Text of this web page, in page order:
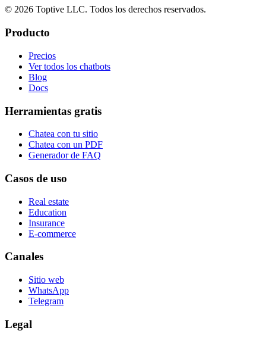
© 2026 Toptive LLC. Todos los derechos reservados.
Producto
Precios
Ver todos los chatbots
Blog
Docs
Herramientas gratis
Chatea con tu sitio
Chatea con un PDF
Generador de FAQ
Casos de uso
Real estate
Education
Insurance
E-commerce
Canales
Sitio web
WhatsApp
Telegram
Legal